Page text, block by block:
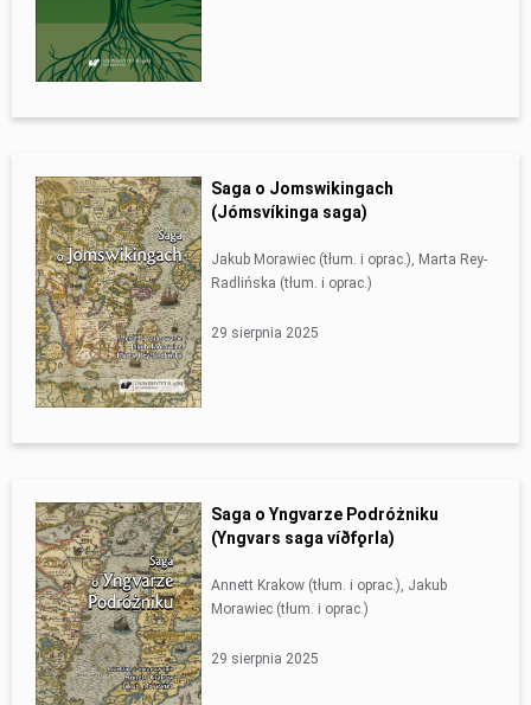
Saga o Jomswikingach
(Jómsvíkinga saga)
Jakub Morawiec (tłum. i oprac.), Marta Rey-
Radlińska (tłum. i oprac.)
29 sierpnia 2025
Saga o Yngvarze Podróżniku
(Yngvars saga víðfǫrla)
Annett Krakow (tłum. i oprac.), Jakub
Morawiec (tłum. i oprac.)
29 sierpnia 2025